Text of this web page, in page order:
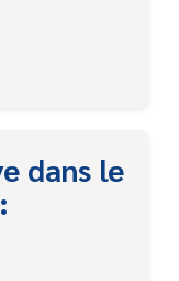
dans le